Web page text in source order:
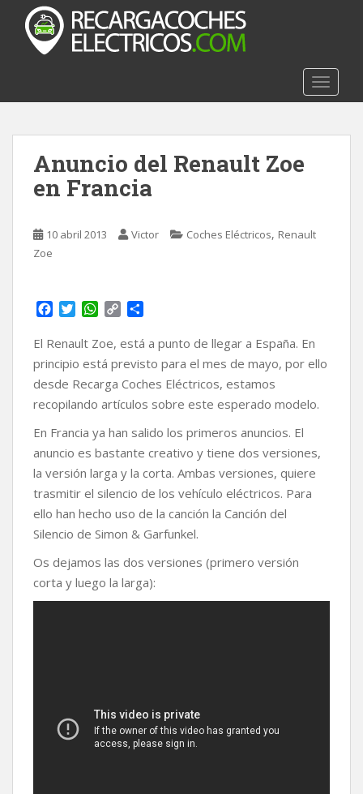
o
Anuncio del Renault Zoe
en Francia
10 abril 2013 Victor Coches Eléctricos, Renault
Zoe
c
e
b
o
o
i
t
t
e
r
W
a
t
s
A
p
p
y
L
i
n
m
p
a
r
t
r
El Renault Zoe, está a punto de llegar a España. En
principio está previsto para el mes de mayo, por ello
desde Recarga Coches Eléctricos, estamos
recopilando artículos sobre este esperado modelo.
En Francia ya han salido los primeros anuncios. El
anuncio es bastante creativo y tiene dos versiones,
la versión larga y la corta. Ambas versiones, quiere
trasmitir el silencio de los vehículo eléctricos. Para
ello han hecho uso de la canción la Canción del
Silencio de Simon & Garfunkel.
Os dejamos las dos versiones (primero versión
corta y luego la larga):